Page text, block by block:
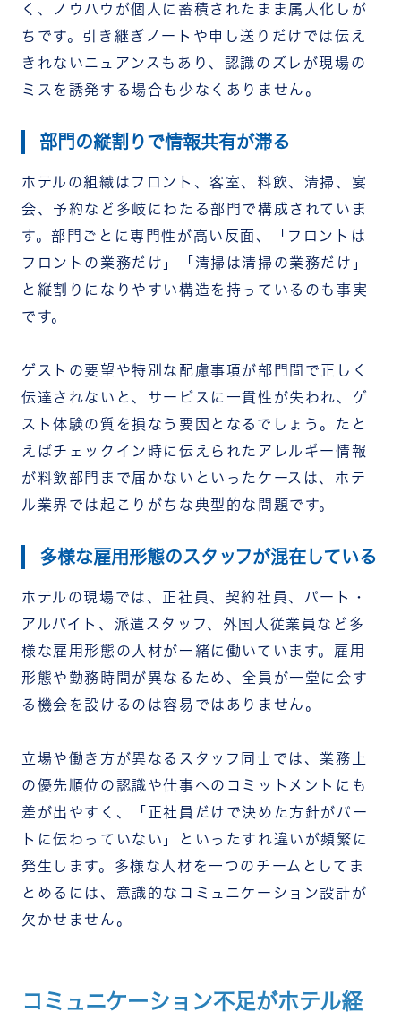
く、ノウハウが個人に蓄積されたまま属人化しが
ちです。引き継ぎノートや申し送りだけでは伝え
きれないニュアンスもあり、認識のズレが現場の
ミスを誘発する場合も少なくありません。
部門の縦割りで情報共有が滞る
ホテルの組織はフロント、客室、料飲、清掃、宴
会、予約など多岐にわたる部門で構成されていま
す。部門ごとに専門性が高い反面、「フロントは
フロントの業務だけ」「清掃は清掃の業務だけ」
と縦割りになりやすい構造を持っているのも事実
です。
ゲストの要望や特別な配慮事項が部門間で正しく
伝達されないと、サービスに一貫性が失われ、ゲ
スト体験の質を損なう要因となるでしょう。たと
えばチェックイン時に伝えられたアレルギー情報
が料飲部門まで届かないといったケースは、ホテ
ル業界では起こりがちな典型的な問題です。
多様な雇用形態のスタッフが混在している
ホテルの現場では、正社員、契約社員、パート・
アルバイト、派遣スタッフ、外国人従業員など多
様な雇用形態の人材が一緒に働いています。雇用
形態や勤務時間が異なるため、全員が一堂に会す
る機会を設けるのは容易ではありません。
立場や働き方が異なるスタッフ同士では、業務上
の優先順位の認識や仕事へのコミットメントにも
差が出やすく、「正社員だけで決めた方針がパー
トに伝わっていない」といったすれ違いが頻繁に
発生します。多様な人材を一つのチームとしてま
とめるには、意識的なコミュニケーション設計が
欠かせません。
コミュニケーション不足がホテル経